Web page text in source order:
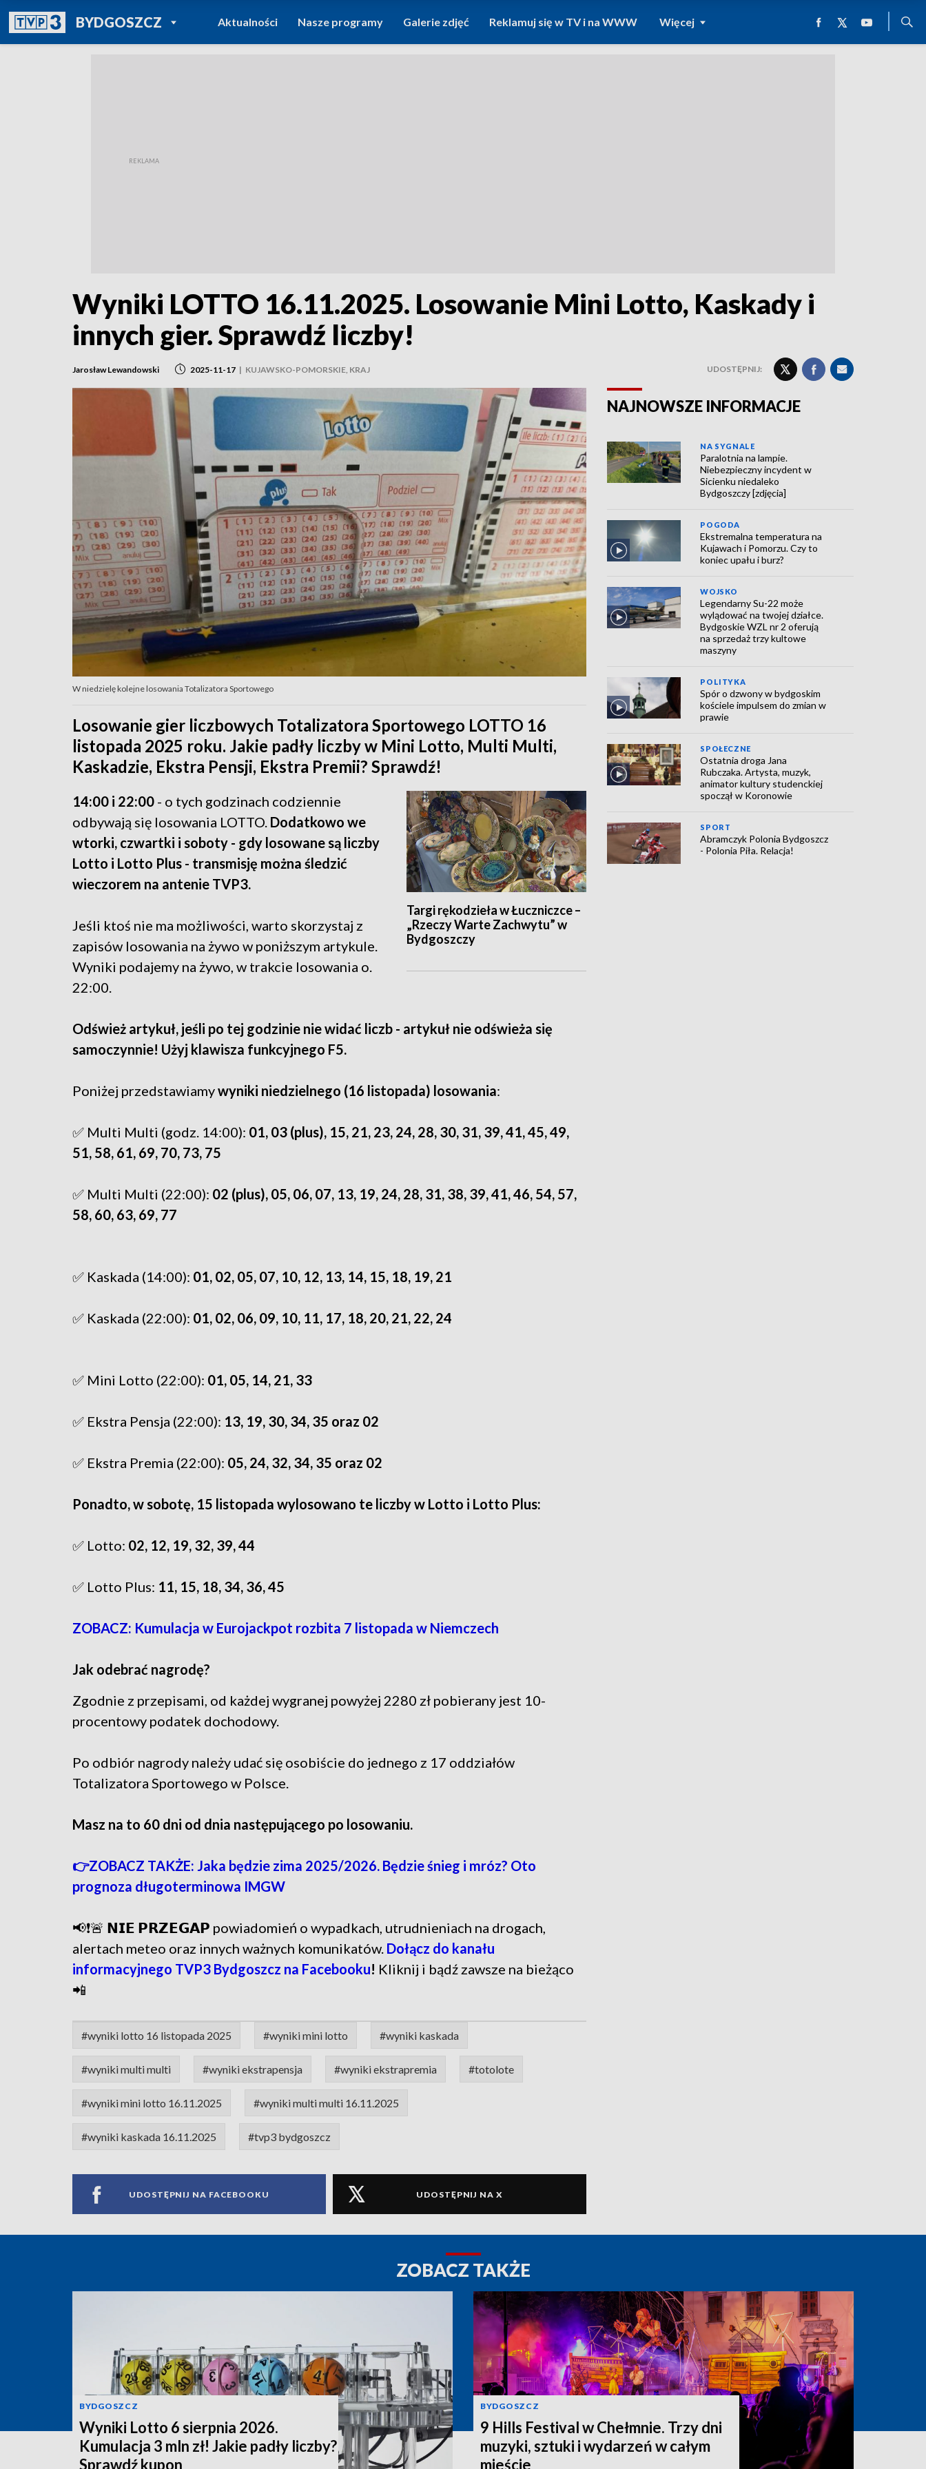
BYDGOSZCZPOWRÓT DO
TVP REGIONY
Aktualności Nasze programy Galerie zdjęć Reklamuj się w TV i na WWW Więcej
Wyniki LOTTO 16.11.2025. Losowanie Mini Lotto, Kaskady i
innych gier. Sprawdź liczby!
Jarosław Lewandowski 2025-11-17 | KUJAWSKO-POMORSKIE, KRAJ UDOSTĘPNIJ:
W niedzielę kolejne losowania Totalizatora Sportowego
Losowanie gier liczbowych Totalizatora Sportowego LOTTO 16
listopada 2025 roku. Jakie padły liczby w Mini Lotto, Multi Multi,
Kaskadzie, Ekstra Pensji, Ekstra Premii? Sprawdź!
Targi rękodzieła w Łuczniczce –
„Rzeczy Warte Zachwytu” w
Bydgoszczy
14:00 i 22:00 - o tych godzinach codziennie
odbywają się losowania LOTTO. Dodatkowo we
wtorki, czwartki i soboty - gdy losowane są liczby
Lotto i Lotto Plus - transmisję można śledzić
wieczorem na antenie TVP3.
Jeśli ktoś nie ma możliwości, warto skorzystaj z
zapisów losowania na żywo w poniższym artykule.
Wyniki podajemy na żywo, w trakcie losowania o.
22:00.
Odśwież artykuł, jeśli po tej godzinie nie widać liczb - artykuł nie odświeża się
samoczynnie! Użyj klawisza funkcyjnego F5.
Poniżej przedstawiamywyniki niedzielnego (16 listopada) losowania:
✅ Multi Multi (godz. 14:00): 01, 03 (plus), 15, 21, 23, 24, 28, 30, 31, 39, 41, 45, 49,
51, 58, 61, 69, 70, 73, 75
✅ Multi Multi (22:00): 02 (plus), 05, 06, 07, 13, 19, 24, 28, 31, 38, 39, 41, 46, 54, 57,
58, 60, 63, 69, 77
✅ Kaskada (14:00): 01, 02, 05, 07, 10, 12, 13, 14, 15, 18, 19, 21
✅ Kaskada (22:00): 01, 02, 06, 09, 10, 11, 17, 18, 20, 21, 22, 24
✅ Mini Lotto (22:00): 01, 05, 14, 21, 33
✅ Ekstra Pensja (22:00): 13, 19, 30, 34, 35 oraz 02
✅ Ekstra Premia (22:00): 05, 24, 32, 34, 35 oraz 02
Ponadto, w sobotę, 15 listopada wylosowano te liczby w Lotto i Lotto Plus:
✅ Lotto: 02, 12, 19, 32, 39, 44
✅ Lotto Plus: 11, 15, 18, 34, 36, 45
ZOBACZ: Kumulacja w Eurojackpot rozbita 7 listopada w Niemczech
Jak odebrać nagrodę?
Zgodnie z przepisami, od każdej wygranej powyżej 2280 zł pobierany jest 10-
procentowy podatek dochodowy.
Po odbiór nagrody należy udać się osobiście do jednego z 17 oddziałów
Totalizatora Sportowego w Polsce.
Masz na to 60 dni od dnia następującego po losowaniu.
👉ZOBACZ TAKŻE: Jaka będzie zima 2025/2026. Będzie śnieg i mróz? Oto
prognoza długoterminowa IMGW
📢❗🚨 𝗡𝗜𝗘 𝗣𝗥𝗭𝗘𝗚𝗔𝗣 powiadomień o wypadkach, utrudnieniach na drogach,
alertach meteo oraz innych ważnych komunikatów. Dołącz do kanału
informacyjnego TVP3 Bydgoszcz na Facebooku! Kliknij i bądź zawsze na bieżąco
📲
#wyniki lotto 16 listopada 2025 #wyniki mini lotto #wyniki kaskada
#wyniki multi multi #wyniki ekstrapensja #wyniki ekstrapremia #totolote
#wyniki mini lotto 16.11.2025 #wyniki multi multi 16.11.2025
#wyniki kaskada 16.11.2025 #tvp3 bydgoszcz
UDOSTĘPNIJ NA FACEBOOKU UDOSTĘPNIJ NA X
NAJNOWSZE INFORMACJE
NA SYGNALE
Paralotnia na lampie.
Niebezpieczny incydent w
Sicienku niedaleko
Bydgoszczy [zdjęcia]
POGODA
Ekstremalna temperatura na
Kujawach i Pomorzu. Czy to
koniec upału i burz?
WOJSKO
Legendarny Su-22 może
wylądować na twojej działce.
Bydgoskie WZL nr 2 oferują
na sprzedaż trzy kultowe
maszyny
POLITYKA
Spór o dzwony w bydgoskim
kościele impulsem do zmian w
prawie
SPOŁECZNE
Ostatnia droga Jana
Rubczaka. Artysta, muzyk,
animator kultury studenckiej
spoczął w Koronowie
SPORT
Abramczyk Polonia Bydgoszcz
- Polonia Piła. Relacja!
ZOBACZ TAKŻE
BYDGOSZCZ
Wyniki Lotto 6 sierpnia 2026.
Kumulacja 3 mln zł! Jakie padły liczby?
Sprawdź kupon
BYDGOSZCZ
9 Hills Festival w Chełmnie. Trzy dni
muzyki, sztuki i wydarzeń w całym
mieście